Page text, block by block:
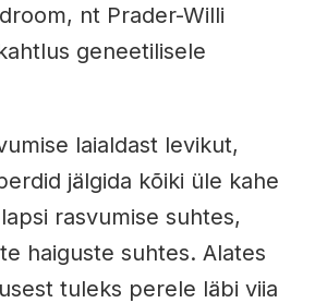
nt Prader-Willi
geneetilisele
laialdast levikut,
jälgida kõiki üle kahe
rasvumise suhtes,
haiguste suhtes. Alates
tuleks perele läbi viia